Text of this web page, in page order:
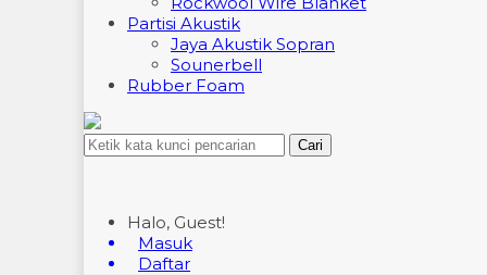
Partisi Akustik
Jaya Akustik Sopran
Sounerbell
Rubber Foam
Cari
Halo, Guest!
Masuk
Daftar